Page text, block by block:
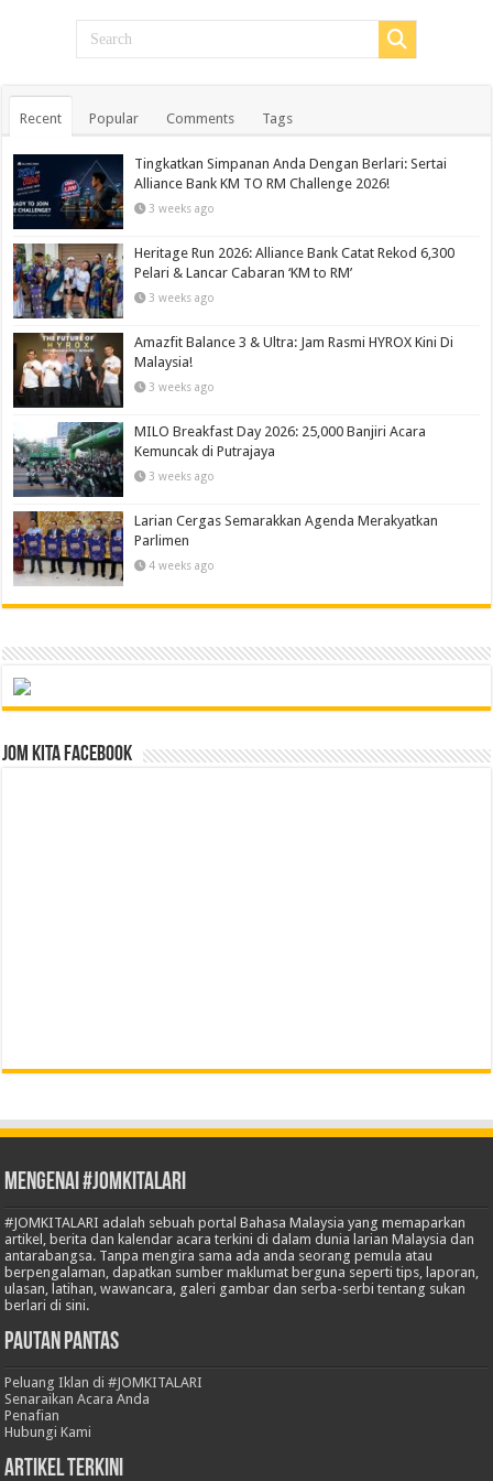
Recent Popular Comments Tags
Tingkatkan Simpanan Anda Dengan Berlari: Sertai
Alliance Bank KM TO RM Challenge 2026!
3 weeks ago
Heritage Run 2026: Alliance Bank Catat Rekod 6,300
Pelari & Lancar Cabaran ‘KM to RM’
3 weeks ago
Amazfit Balance 3 & Ultra: Jam Rasmi HYROX Kini Di
Malaysia!
3 weeks ago
MILO Breakfast Day 2026: 25,000 Banjiri Acara
Kemuncak di Putrajaya
3 weeks ago
Larian Cergas Semarakkan Agenda Merakyatkan
Parlimen
4 weeks ago
Jom Kita Facebook
Mengenai #JOMKITALARI
#JOMKITALARI adalah sebuah portal Bahasa Malaysia yang memaparkan
artikel, berita dan kalendar acara terkini di dalam dunia larian Malaysia dan
antarabangsa. Tanpa mengira sama ada anda seorang pemula atau
berpengalaman, dapatkan sumber maklumat berguna seperti tips, laporan,
ulasan, latihan, wawancara, galeri gambar dan serba-serbi tentang sukan
berlari di sini.
Pautan Pantas
Peluang Iklan di #JOMKITALARI
Senaraikan Acara Anda
Penafian
Hubungi Kami
Artikel Terkini